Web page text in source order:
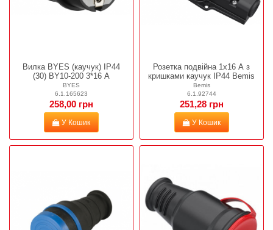
Вилка BYES (каучук) IP44
(30) BY10-200 3*16 А
BYES
6.1.165623
258,00 грн
У Кошик
Розетка подвійна 1х16 А з
кришками каучук IP44 Bemis
Bemis
6.1.92744
251,28 грн
У Кошик